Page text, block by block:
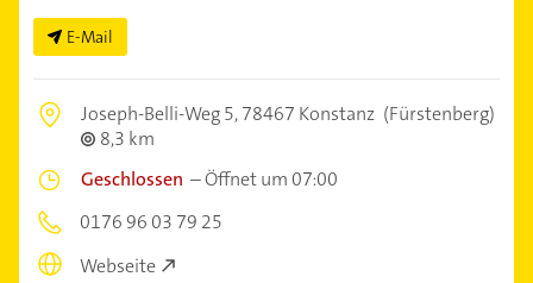
E-Mail
Joseph-Belli-Weg 5,78467 Konstanz (Fürstenberg)
8,3 km
Geschlossen –Öffnet um 07:00
0176 96 03 79 25
Webseite